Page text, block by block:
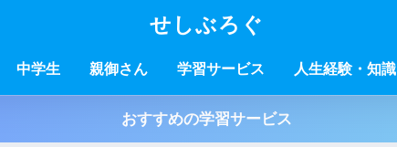
せしぶろぐ
中学生 親御さん 学習サービス 人生経験・知識
おすすめの学習サービス